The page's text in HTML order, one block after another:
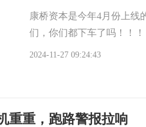
康桥资本是今年4月份上线
们，你们都下车了吗！！！
2024-11-27 09:24:43
重重，跑路警报拉响